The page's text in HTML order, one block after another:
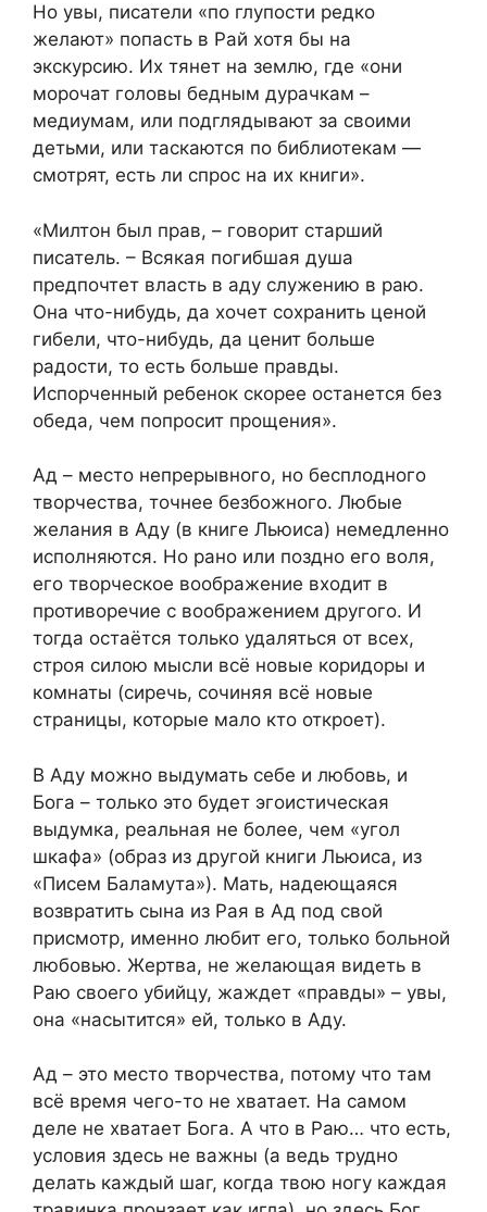
Но увы, писатели «по глупости редко
желают» попасть в Рай хотя бы на
экскурсию. Их тянет на землю, где «они
морочат головы бедным дурачкам –
медиумам, или подглядывают за своими
детьми, или таскаются по библиотекам —
смотрят, есть ли спрос на их книги».
«Милтон был прав, – говорит старший
писатель. – Всякая погибшая душа
предпочтет власть в аду служению в раю.
Она что-нибудь, да хочет сохранить ценой
гибели, что-нибудь, да ценит больше
радости, то есть больше правды.
Испорченный ребенок скорее останется без
обеда, чем попросит прощения».
Ад – место непрерывного, но бесплодного
творчества, точнее безбожного. Любые
желания в Аду (в книге Льюиса) немедленно
исполняются. Но рано или поздно его воля,
его творческое воображение входит в
противоречие с воображением другого. И
тогда остаётся только удаляться от всех,
строя силою мысли всё новые коридоры и
комнаты (сиречь, сочиняя всё новые
страницы, которые мало кто откроет).
В Аду можно выдумать себе и любовь, и
Бога – только это будет эгоистическая
выдумка, реальная не более, чем «угол
шкафа» (образ из другой книги Льюиса, из
«Писем Баламута»). Мать, надеющаяся
возвратить сына из Рая в Ад под свой
присмотр, именно любит его, только больной
любовью. Жертва, не желающая видеть в
Раю своего убийцу, жаждет «правды» – увы,
она «насытится» ей, только в Аду.
Ад – это место творчества, потому что там
всё время чего-то не хватает. На самом
деле не хватает Бога. А что в Раю… что есть,
условия здесь не важны (а ведь трудно
делать каждый шаг, когда твою ногу каждая